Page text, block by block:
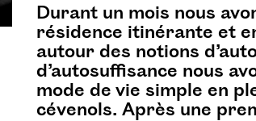
Durant un mois nous
résidence itinérante et
autour des notions
d’autosuffisance nous
mode de vie simple en
cévenols. Après une